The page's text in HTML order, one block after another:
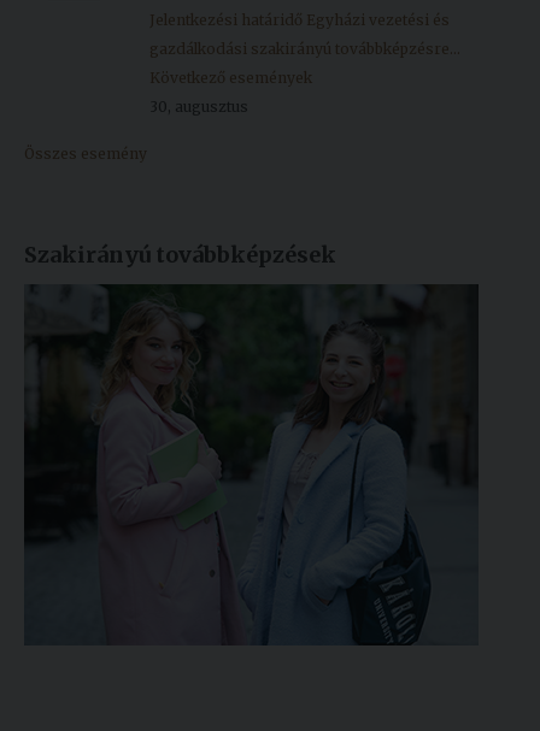
Jelentkezési határidő Egyházi vezetési és
gazdálkodási szakirányú továbbképzésre...
Következő események
30, augusztus
Összes esemény
Szakirányú továbbképzések